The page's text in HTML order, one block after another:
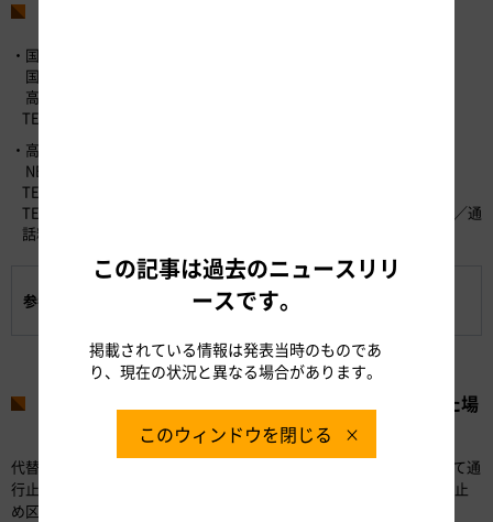
・国道の状況などについて
国土交通省 中部地方整備局
高山国道事務所 管理第一課 宮永達郎
TEL：0577-36-3823
・高速道路の状況や代替路（無料）措置について
NEXCO中日本お客さまセンター （24時間365日対応）
TEL：0120-922-229 （フリーダイヤル）
TEL：052-223-0333 （フリーダイヤルがご利用になれないお客さま／通
話料有料）
参考資料:
【別紙1】代替路（無料）措置 迂回経路図
【別紙2】代替路（無料）措置の概要
代替路（無料）措置区間において通行止めが発生した場
代替路（無料）措置の対象区間（美濃加茂IC～飛騨清見IC間）において通
行止めが発生した場合は、代替路（無料）措置の対象区間は当該通行止
め区間を挟む前後の区間となります。
この記事は過去のニュースリリ
ースです。
掲載されている情報は発表当時のものであ
り、現在の状況と異なる場合があります。
このウィンドウを閉じる